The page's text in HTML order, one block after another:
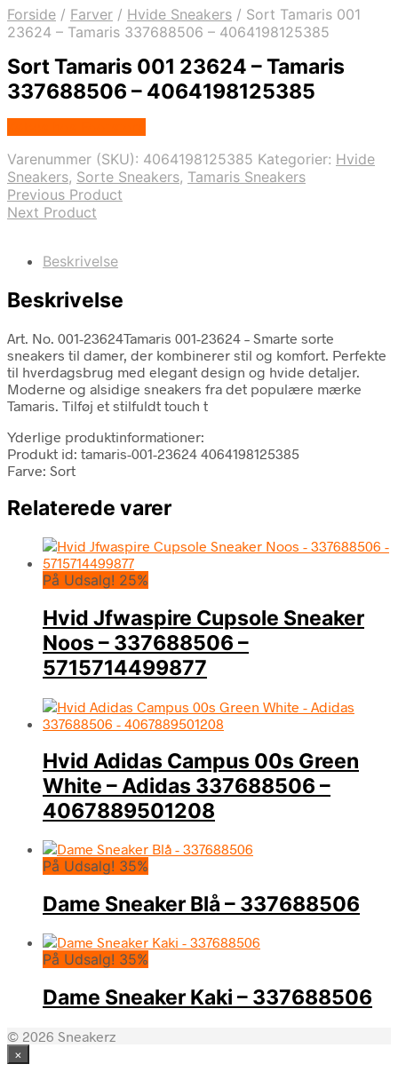
Forside / Farver / Hvide Sneakers / Sort Tamaris 001
23624 – Tamaris 337688506 – 4064198125385
Sort Tamaris 001 23624 – Tamaris
337688506 – 4064198125385
Varenummer (SKU): 4064198125385 Kategorier: Hvide
Sneakers, Sorte Sneakers, Tamaris Sneakers
Previous Product
Next Product
Beskrivelse
Beskrivelse
Art. No. 001-23624Tamaris 001-23624 – Smarte sorte
sneakers til damer, der kombinerer stil og komfort. Perfekte
til hverdagsbrug med elegant design og hvide detaljer.
Moderne og alsidige sneakers fra det populære mærke
Tamaris. Tilføj et stilfuldt touch t
Yderlige produktinformationer:
Produkt id: tamaris-001-23624 4064198125385
Farve: Sort
Relaterede varer
På Udsalg! 25%
Hvid Jfwaspire Cupsole Sneaker
Noos – 337688506 –
5715714499877
Hvid Adidas Campus 00s Green
White – Adidas 337688506 –
4067889501208
På Udsalg! 35%
Dame Sneaker Blå – 337688506
På Udsalg! 35%
Dame Sneaker Kaki – 337688506
© 2026 Sneakerz
×